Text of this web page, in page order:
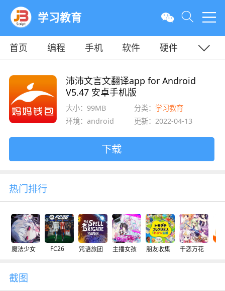
学习教育
首页 编程 手机 软件
硬件
沛沛文言文翻译app for Android
V5.47 安卓手机版
大小：99MB 分类：学习教育
环境：android
更新：2022-04-13
下载
热门排行
魔法少女 FC26 咒语旅团 主播女孩 朋友收集 千恋万花
截图